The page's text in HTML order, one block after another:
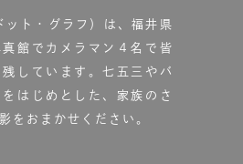
ト・グラフ）は、福井県
館で カメラマン４名で皆
残しています。七五三やバ
はじめとした、家族のさ
をおまかせください。